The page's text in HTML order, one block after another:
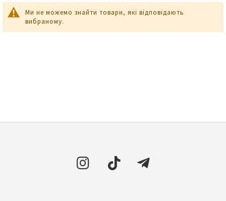
Ми не можемо знайти товари, які відповідають
вибраному.